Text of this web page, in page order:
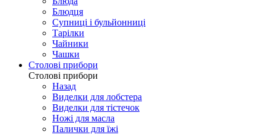
Блюдця
Супниці і бульйонниці
Тарілки
Чайники
Чашки
Столові прибори
Столові прибори
Назад
Виделки для лобстера
Виделки для тістечок
Ножі для масла
Палички для їжі